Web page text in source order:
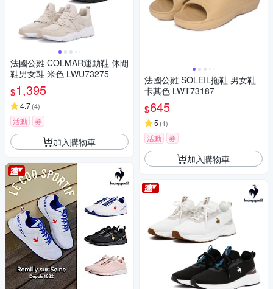
法國公雞 COLMAR運動鞋 休閒
鞋男女鞋 米色 LWU73275
$1,395
4.7(4)
活動 券
加入購物車
法國公雞 SOLEIL拖鞋 男女鞋
卡其色 LWT73187
$645
5 (1)
活動 券
加入購物車